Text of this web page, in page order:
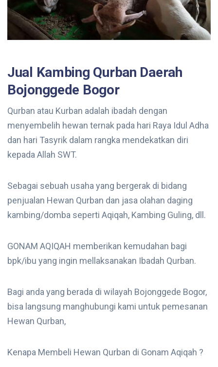
Jual Kambing Qurban Daerah
Bojonggede Bogor
Qurban atau Kurban adalah ibadah dengan
menyembelih hewan ternak pada hari Raya Idul Adha
dan hari Tasyrik dalam rangka mendekatkan diri
kepada Allah SWT.
Sebagai sebuah usaha yang bergerak di bidang
penjualan Hewan Qurban dan jasa olahan daging
kambing/domba seperti Aqiqah, Kambing Guling, dll.
GONAM AQIQAH memberikan kemudahan bagi
bpk/ibu yang ingin mellaksanakan Ibadah Qurban.
Bagi anda yang berada di wilayah Bojonggede Bogor,
bisa langsung manghubungi kami untuk pemesanan
Hewan Qurban,
Kenapa Membeli Hewan Qurban di Gonam Aqiqah ?